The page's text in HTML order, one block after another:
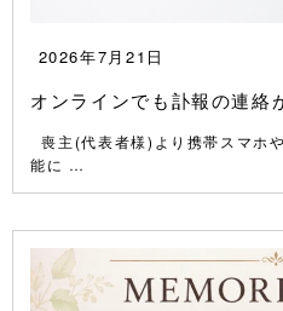
2026年7月21日
オンラインでも訃報の連絡
喪主(代表者様)より携帯スマホ
能に …